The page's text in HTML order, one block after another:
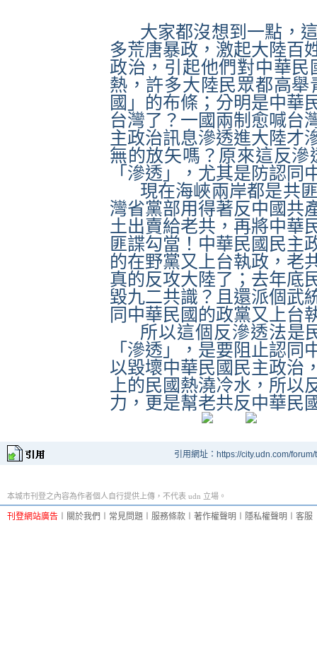
大家都沒想到一點，
多荒唐暴政，激起大陸百
政治，引起他們對中華
熱，許多大陸民眾都高
國」的布條；分明是中華
台灣了？一國兩制愈喊台
主政治訊息滲透進大陸才
無的放矢嗎？原來這反
「滲透」，尤其是防認
現在海峽兩岸都是共
灣省黨部用得著反中國共
土出賣給老共，再將中華
匪諜勾當！中華民國民主
的在野黨又上台執政，老
真的反攻大陸了；去年底
毀九二共識？且還派個武
同中華民國的政黨又上台
所以這個反滲透法是
「滲透」，是要阻止認
以毀壞中華民國民主政治
上的民國熱澆冷水，所
力，更是幫老共反中華民
引用網址：https://city.udn.com/
本城市刊登之內容為作者個人自行提供上傳，不代表 udn 立場。
刊登網站廣告 關於我們 常見問題 服務條款 著作權聲明 隱私權聲明 客服